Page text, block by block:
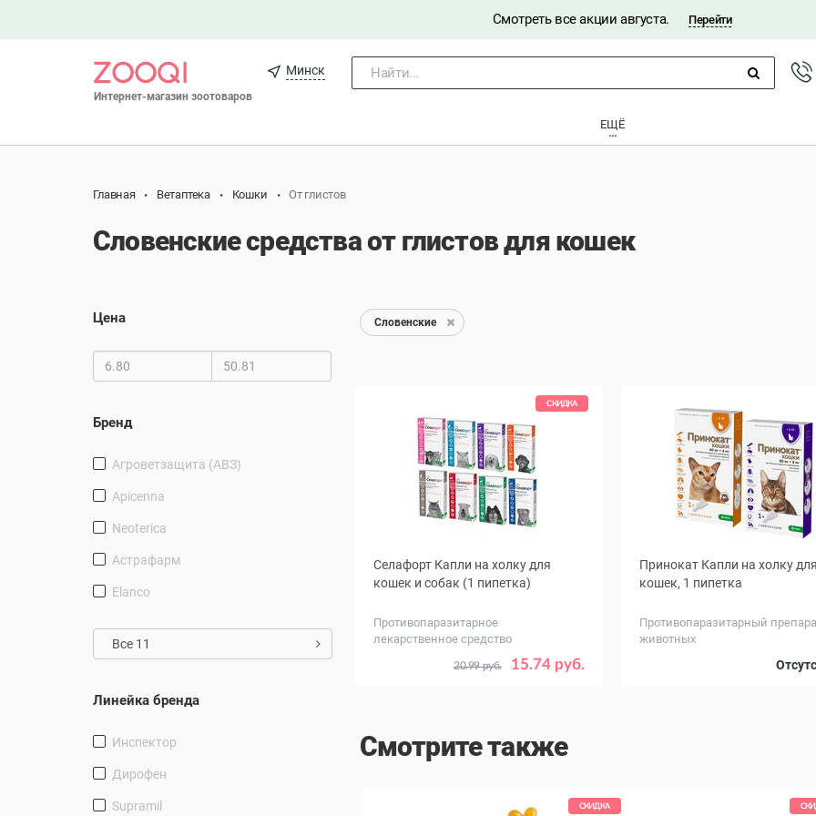
Смотреть все акции августа. Перейти
Интернет-магазин зоотоваров
Минск Найти...
ЕЩЁ
Главная Ветаптека Кошки От глистов
Словенские средства от глистов для кошек
Цена
Бренд
Агроветзащита (АВЗ)
Apicenna
Neoterica
Астрафарм
Elanco
Все 11
Линейка бренда
Инспектор
Дирофен
Supramil
Словенские
СКИДКА
Селафорт Капли на холку для
кошек и собак (1 пипетка)
Противопаразитарное
лекарственное средство
15.74 руб.
20.99 руб.
кошки, собаки - до 2.5
собаки - 5.1 - 10
собаки 20.1 - 40
Принокат Капли на холку для
кошек, 1 пипетка
Противопаразитарный
животных
до 4
Смотрите также
СКИДКА